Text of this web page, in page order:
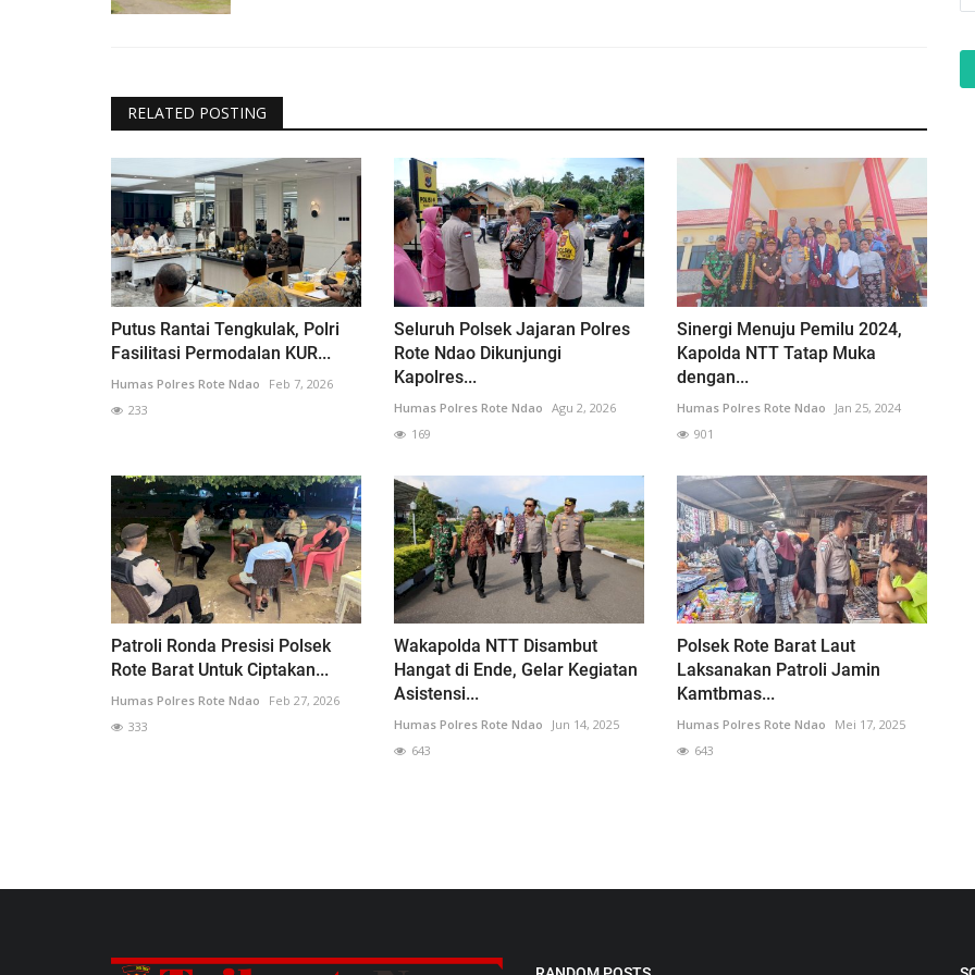
RELATED POSTING
Putus Rantai Tengkulak, Polri
Fasilitasi Permodalan KUR...
Humas Polres Rote Ndao
Feb 7, 2026
233
Seluruh Polsek Jajaran Polres
Rote Ndao Dikunjungi
Kapolres...
Humas Polres Rote Ndao Agu 2, 2026
169
Sinergi Menuju Pemilu 2024,
Kapolda NTT Tatap Muka
dengan...
Humas Polres Rote Ndao
Jan 25, 2024
901
Patroli Ronda Presisi Polsek
Rote Barat Untuk Ciptakan...
Humas Polres Rote Ndao
Feb 27, 2026
333
Wakapolda NTT Disambut
Hangat di Ende, Gelar Kegiatan
Asistensi...
Humas Polres Rote Ndao
Jun 14, 2025
643
Polsek Rote Barat Laut
Laksanakan Patroli Jamin
Kamtbmas...
Humas Polres Rote Ndao
Mei 17, 2025
643